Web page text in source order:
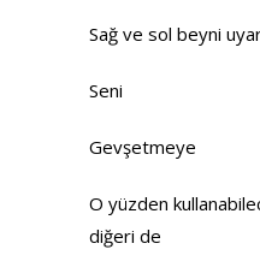
Sağ ve sol beyni
Seni
Gevşetmeye
O yüzden
diğeri de